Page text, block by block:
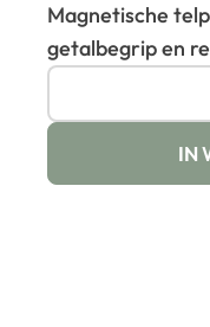
Magnetische
getalbegrip en
IN